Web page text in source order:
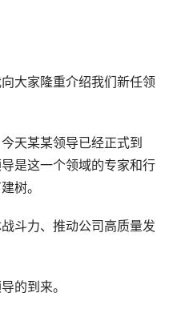
大家隆重介绍我们新任领
天某某领导已经正式到
是这一个领域的专家和行
树。
斗力、推动公司高质量发
的到来。